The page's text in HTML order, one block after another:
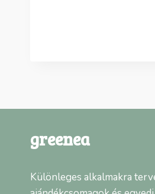
greenea
Különleges alkalmakra